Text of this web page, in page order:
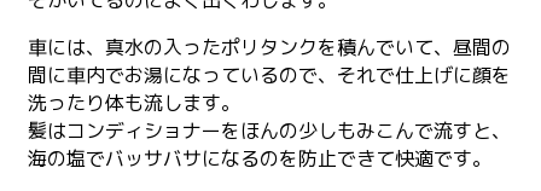
車には、真水の入ったポリタンクを積んでいて、昼間の
間に車内でお湯になっているので、それで仕上げに顔を
洗ったり体も流します。
髪はコンディショナーをほんの少しもみこんで流すと、
海の塩でバッサバサになるのを防止できて快適です。